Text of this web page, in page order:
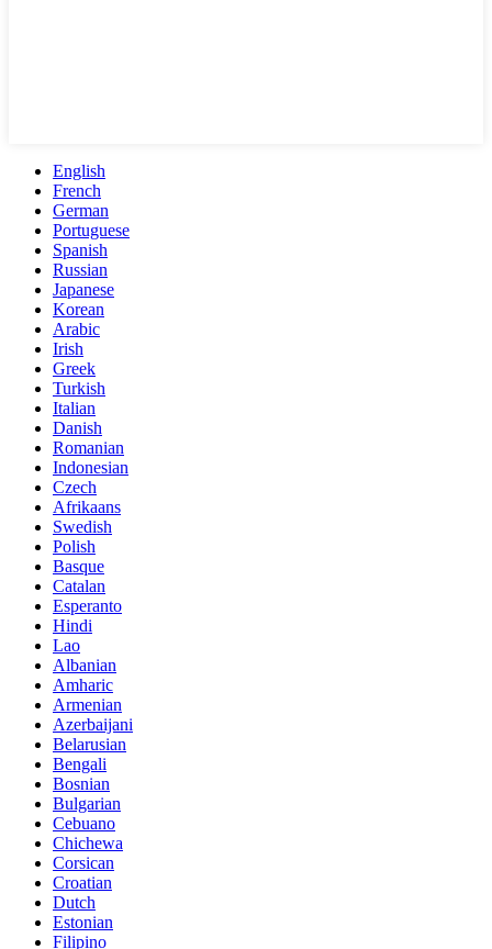
English
French
German
Portuguese
Spanish
Russian
Japanese
Korean
Arabic
Irish
Greek
Turkish
Italian
Danish
Romanian
Indonesian
Czech
Afrikaans
Swedish
Polish
Basque
Catalan
Esperanto
Hindi
Lao
Albanian
Amharic
Armenian
Azerbaijani
Belarusian
Bengali
Bosnian
Bulgarian
Cebuano
Chichewa
Corsican
Croatian
Dutch
Estonian
Filipino